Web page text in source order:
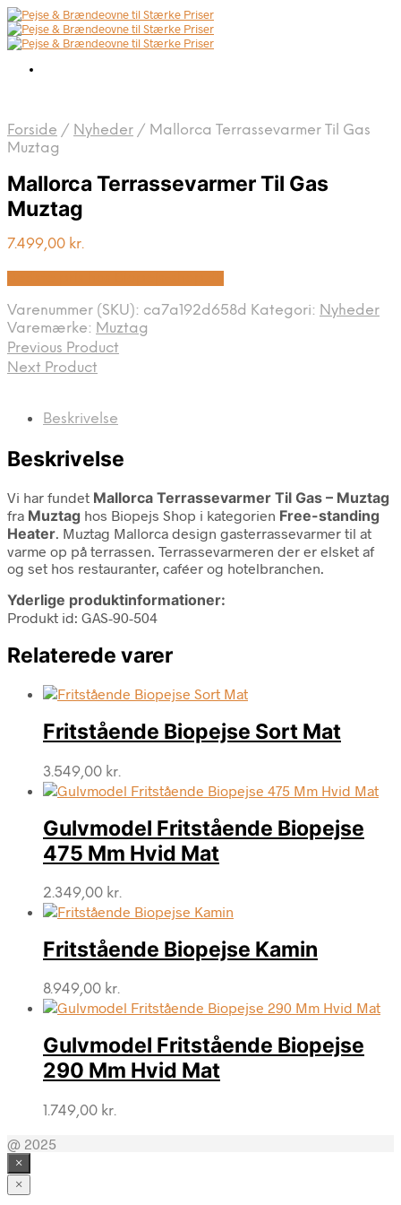
Forside / Nyheder / Mallorca Terrassevarmer Til Gas
Muztag
Mallorca Terrassevarmer Til Gas
Muztag
7.499,00 kr.
Varenummer (SKU): ca7a192d658d Kategori: Nyheder
Varemærke: Muztag
Previous Product
Next Product
Beskrivelse
Beskrivelse
Vi har fundet Mallorca Terrassevarmer Til Gas – Muztag
fra Muztag hos Biopejs Shop i kategorien Free-standing
Heater. Muztag Mallorca design gasterrassevarmer til at
varme op på terrassen. Terrassevarmeren der er elsket af
og set hos restauranter, caféer og hotelbranchen.
Yderlige produktinformationer:
Produkt id: GAS-90-504
Relaterede varer
Fritstående Biopejse Sort Mat
3.549,00 kr.
Gulvmodel Fritstående Biopejse
475 Mm Hvid Mat
2.349,00 kr.
Fritstående Biopejse Kamin
8.949,00 kr.
Gulvmodel Fritstående Biopejse
290 Mm Hvid Mat
1.749,00 kr.
@ 2025
×
×